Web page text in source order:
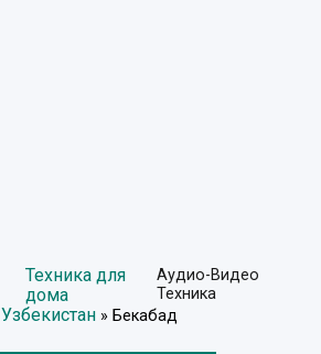
Техника для
дома
Аудио-Видео
Техника
Узбекистан » Бекабад